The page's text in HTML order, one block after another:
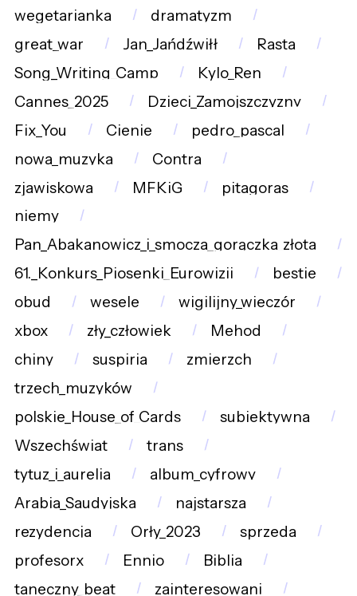
wegetarianka
dramatyzm
great_war
Jan_Jańdźwiłł
Rasta
Song_Writing_Camp
Kylo_Ren
Cannes_2025
Dzieci_Zamojszczyzny
Fix_You
Cienie
pedro_pascal
nowa_muzyka
Contra
zjawiskowa
MFKiG
pitagoras
niemy
Pan_Abakanowicz_i_smocza_gorączka_złota
61._Konkurs_Piosenki_Eurowizji
bestie
obud
wesele
wigilijny_wieczór
xbox
zły_człowiek
Mehod
chiny
suspiria
zmierzch
trzech_muzyków
polskie_House_of_Cards
subiektywna
Wszechświat
trans
tytuz_i_aurelia
album_cyfrowy
Arabia_Saudyjska
najstarsza
rezydencja
Orły_2023
sprzeda
profesorx
Ennio
Biblia
taneczny_beat
zainteresowani